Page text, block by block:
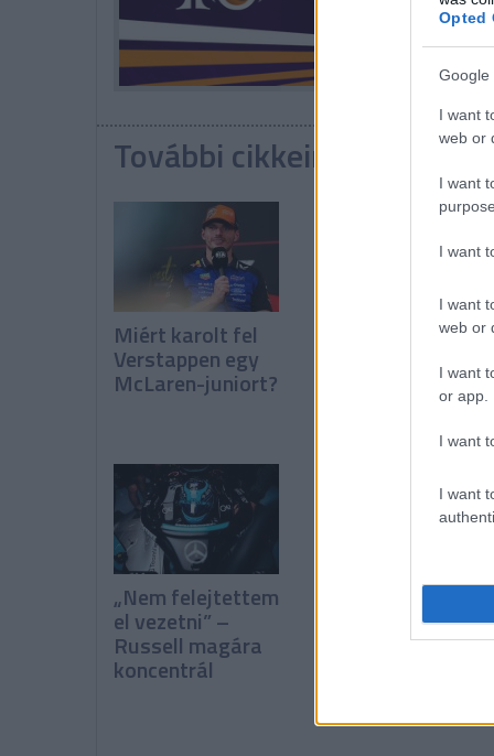
Opted
Google
I want
web or
I want
I want
I want
web or
I want
or app.
I want
I want
További cikkeink a
Miért karolt fel
Verstappen egy
McLaren-juniort?
Binotto:
vagyok, de nem
„Nem felejtettem
el vezetni” –
Russell magára
koncentrál
Bizakodnak a
Hondánál, nagy
lépést várnak